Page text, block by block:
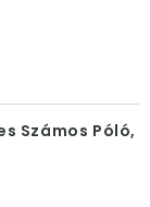
Számos Póló,